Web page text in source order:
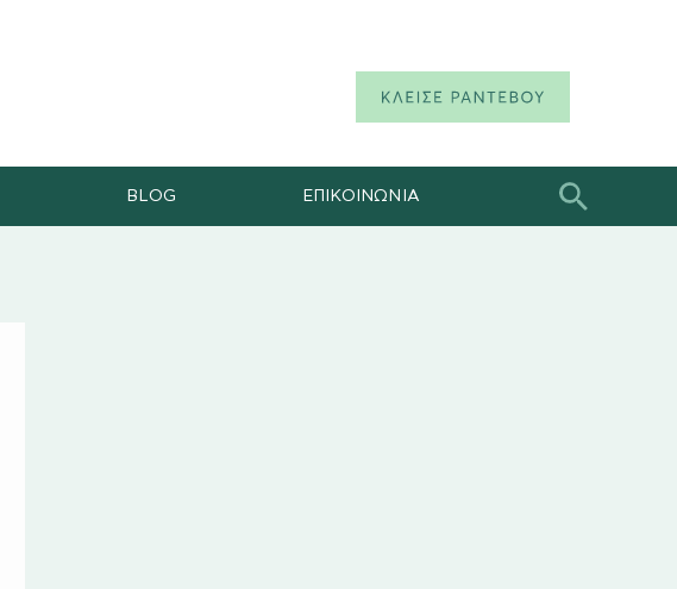
BLOG ΕΠΙΚΟΙΝΩΝΙΑ